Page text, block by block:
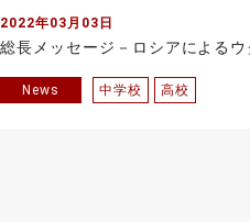
2022年03月03日
News 中学校 高校